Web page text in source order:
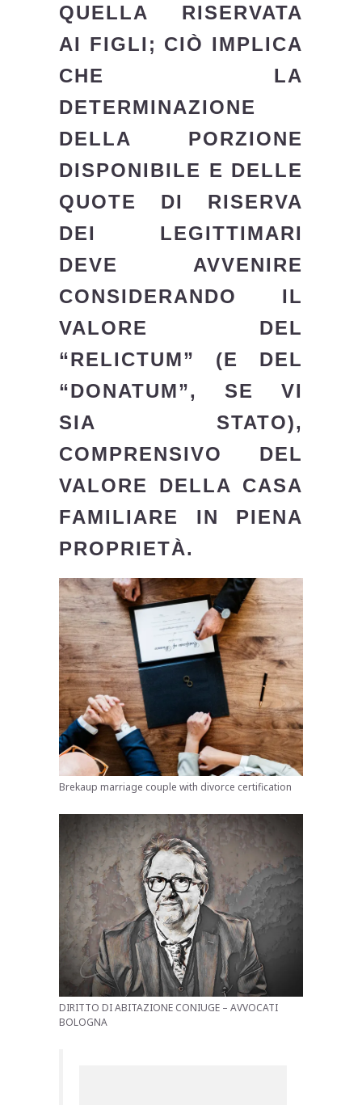
QUELLA RISERVATA
AI FIGLI; CIÒ IMPLICA
CHE LA
DETERMINAZIONE
DELLA PORZIONE
DISPONIBILE E DELLE
QUOTE DI RISERVA
DEI LEGITTIMARI
DEVE AVVENIRE
CONSIDERANDO IL
VALORE DEL
“RELICTUM” (E DEL
“DONATUM”, SE VI
SIA STATO),
COMPRENSIVO DEL
VALORE DELLA CASA
FAMILIARE IN PIENA
PROPRIETÀ.
Brekaup marriage couple with divorce certification
DIRITTO DI ABITAZIONE CONIUGE – AVVOCATI
BOLOGNA